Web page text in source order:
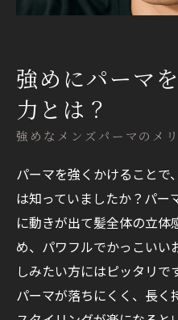
強めなメンズパーマのメ
強めにパーマ
力とは？
パーマを強くかけることで
は知っていましたか？パー
に動きが出て髪全体の立
め、パワフルでかっこいい
しみたい方にはピッタリ
パーマが落ちにくく、長く